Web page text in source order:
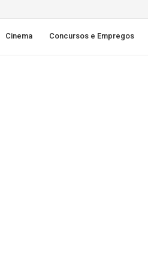
Cinema Concursos e Empregos